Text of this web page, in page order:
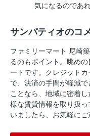
気になるのであ
サンパティオのコ
ファミリーマート 尼崎
るのもポイント。眺め
ートです。クレジット
で、決済の手間が軽減
ことなら、地域に密着
様な賃貸情報を取り扱
いましたら、お気軽にご